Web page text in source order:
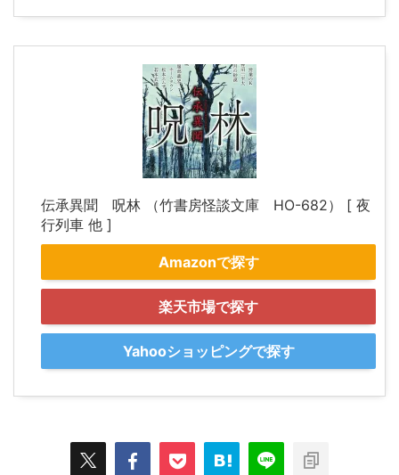
伝承異聞 呪林 （竹書房怪談文庫 HO-682） [ 夜
行列車 他 ]
Amazonで探す
楽天市場で探す
Yahooショッピングで探す